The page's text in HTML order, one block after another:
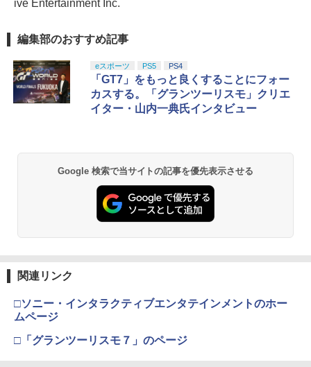
ive Entertainment Inc.
編集部のおすすめ記事
eスポーツ PS5 PS4
「GT7」をもっと良くすることにフォー
カスする。「グランツーリスモ」クリエ
イター・山内一典氏インタビュー
Google 検索で当サイトの記事を優先表示させる
関連リンク
□ソニー・インタラクティブエンタテインメントのホー
ムページ
□「グランツーリスモ７」のページ